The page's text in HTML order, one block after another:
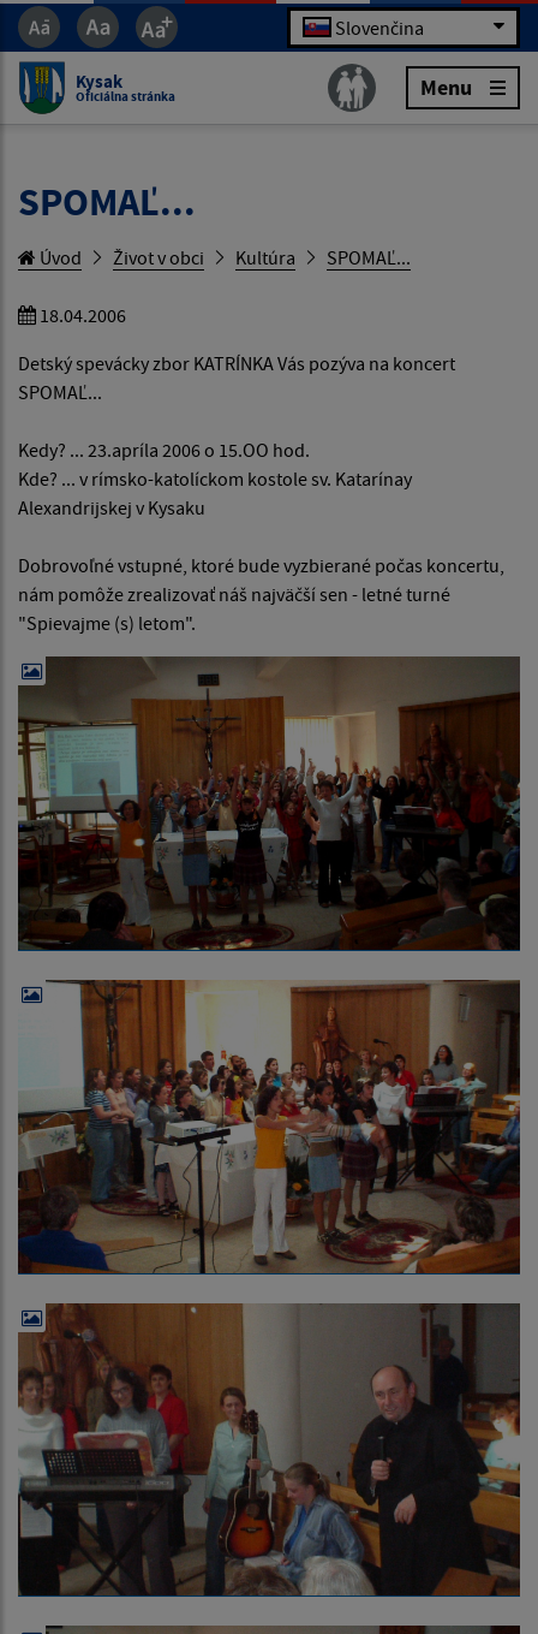
Slovenčina
Kysak
Oficiálna stránka Menu
SPOMAĽ...
Úvod Život v obci Kultúra SPOMAĽ...
18.04.2006
Detský spevácky zbor KATRÍNKA Vás pozýva na koncert
SPOMAĽ...
Kedy? ... 23.apríla 2006 o 15.OO hod.
Kde? ... v rímsko-katolíckom kostole sv. Katarínay
Alexandrijskej v Kysaku
Dobrovoľné vstupné, ktoré bude vyzbierané počas koncertu,
nám pomôže zrealizovať náš najväčší sen - letné turné
"Spievajme (s) letom".